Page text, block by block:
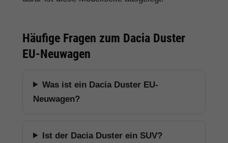
Häufige Fragen zum Dacia Duster
EU-Neuwagen
Was ist ein Dacia Duster EU-
Neuwagen?
Ist der Dacia Duster ein SUV?